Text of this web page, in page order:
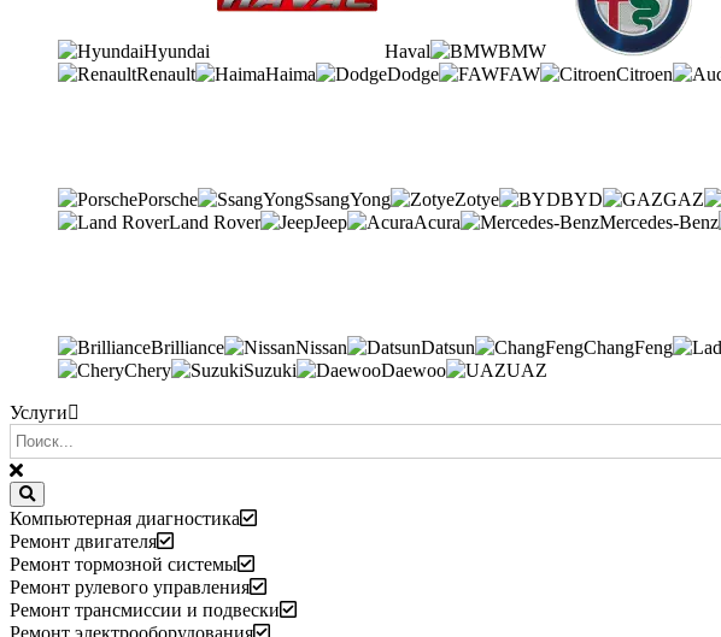
Hyundai Haval BMW
Renault
Haima Dodge FAW Citroen
Porsche SsangYong Zotye BYD GAZ
Land Rover
Jeep Acura Mercedes-Benz
Brilliance Nissan Datsun ChangFeng
Chery
Suzuki Daewoo UAZ
Услуги
Компьютерная диагностика
Ремонт двигателя
Ремонт тормозной системы
Ремонт рулевого управления
Ремонт трансмиссии и подвески
Ремонт электрооборудования